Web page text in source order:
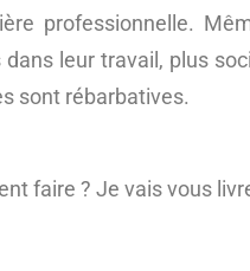
professionnelle.
leur travail, plus
sont rébarbatives.
faire ? Je vais vous